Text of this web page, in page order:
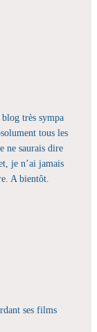
très sympa
tous les
ne saurais dire
je n’ai jamais
A bientôt.
ses films